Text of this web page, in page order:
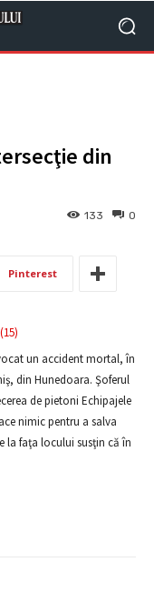
din
0
133
Pinterest
un accident mortal, în
din Hunedoara. Şoferul
de pietoni Echipajele
nimic pentru a salva
la faţa locului susţin că în